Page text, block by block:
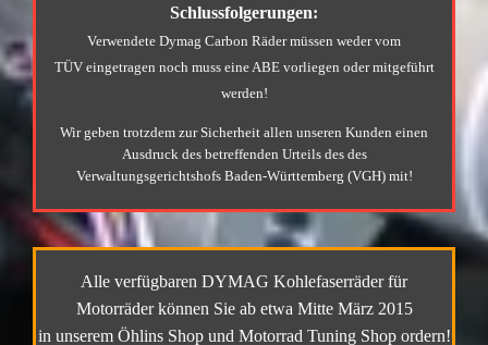
Schlussfolgerungen:
Verwendete Dymag Carbon Räder müssen weder vom
TÜV eingetragen noch muss eine ABE vorliegen oder mitgeführt
werden!
Wir geben trotzdem zur Sicherheit allen unseren Kunden einen
Ausdruck des betreffenden Urteils des des
Verwaltungsgerichtshofs Baden-Württemberg (VGH) mit!
Alle verfügbaren DYMAG Kohlefaserräder für
Motorräder können Sie ab etwa Mitte März 2015
in unserem Öhlins Shop und Motorrad Tuning Shop ordern!